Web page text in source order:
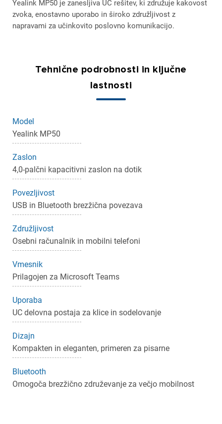
Yealink MP50 je zanesljiva UC rešitev, ki združuje kakovost
zvoka, enostavno uporabo in široko združljivost z
napravami za učinkovito poslovno komunikacijo.
Tehnične podrobnosti in ključne
lastnosti
Model
Yealink MP50
Zaslon
4,0-palčni kapacitivni zaslon na dotik
Povezljivost
USB in Bluetooth brezžična povezava
Združljivost
Osebni računalnik in mobilni telefoni
Vmesnik
Prilagojen za Microsoft Teams
Uporaba
UC delovna postaja za klice in sodelovanje
Dizajn
Kompakten in eleganten, primeren za pisarne
Bluetooth
Omogoča brezžično združevanje za večjo mobilnost
Prijava
Za dodajanje na seznam želja morate biti prijavljeni.